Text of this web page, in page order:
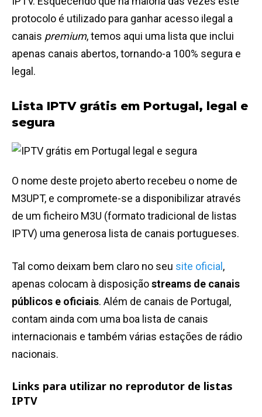
protocolo é utilizado para ganhar acesso ilegal a
canais premium, temos aqui uma lista que inclui
apenas canais abertos, tornando-a 100% segura e
legal.
Lista IPTV grátis em Portugal, legal e
segura
O nome deste projeto aberto recebeu o nome de
M3UPT, e compromete-se a disponibilizar através
de um ficheiro M3U (formato tradicional de listas
IPTV) uma generosa lista de canais portugueses.
Tal como deixam bem claro no seu site oficial ,
apenas colocam à disposiçãostreams de canais
públicos e oficiais. Além de canais de Portugal,
contam ainda com uma boa lista de canais
internacionais e também várias estações de rádio
nacionais.
Links para utilizar no reprodutor de listas
IPTV